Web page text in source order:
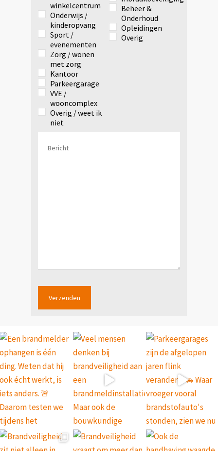
winkelcentrum
Onderwijs /
kinderopvang
Sport /
evenementen
Zorg / wonen
met zorg
Kantoor
Parkeergarage
VVE /
wooncomplex
Overig / weet ik
niet
Beheer &
Onderhoud
Opleidingen
Overig